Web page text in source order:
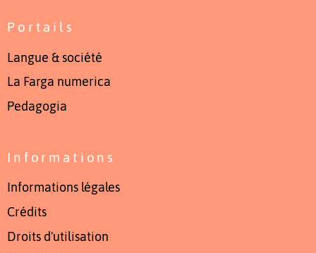
Portails
Langue & société
La Farga numerica
Pedagogia
Informations
Informations légales
Crédits
Droits d'utilisation